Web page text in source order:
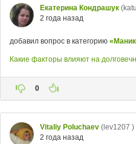
Екатерина Кондрашук
2 года назад
добавил вопрос в категорию
Какие факторы влияют на
0
Vitaliy Poluchaev (lev1207 )
2 года назад